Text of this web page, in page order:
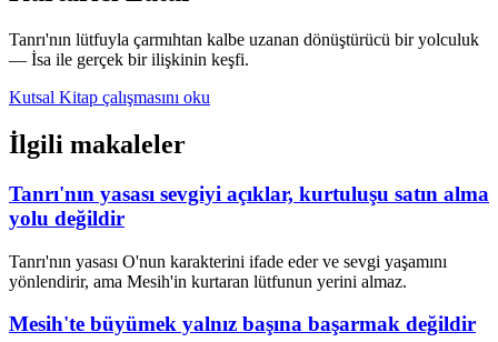
Tanrı'nın lütfuyla çarmıhtan kalbe uzanan dönüştürücü bir yolculuk
— İsa ile gerçek bir ilişkinin keşfi.
Kutsal Kitap çalışmasını oku
İlgili makaleler
Tanrı'nın yasası sevgiyi açıklar, kurtuluşu satın alma
yolu değildir
Tanrı'nın yasası O'nun karakterini ifade eder ve sevgi yaşamını
yönlendirir, ama Mesih'in kurtaran lütfunun yerini almaz.
Mesih'te büyümek yalnız başına başarmak değildir